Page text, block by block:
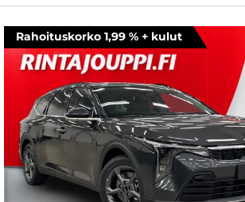
Rahoituskorko 1,99 % + kulut